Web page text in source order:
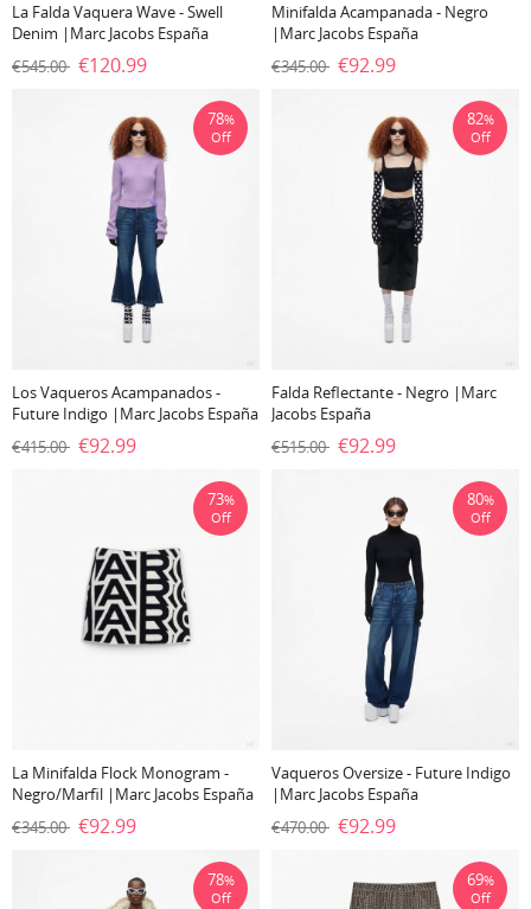
La Falda Vaquera Wave - Swell
Denim |Marc Jacobs España
€545.00 €120.99
Minifalda Acampanada - Negro
|Marc Jacobs España
€345.00 €92.99
Los Vaqueros Acampanados -
Future Indigo |Marc Jacobs España
€415.00 €92.99
78%
Off
Falda Reflectante - Negro |Marc
Jacobs España
€515.00 €92.99
82%
Off
La Minifalda Flock Monogram -
Negro/Marfil |Marc Jacobs España
€345.00 €92.99
73%
Off
Vaqueros Oversize - Future Indigo
|Marc Jacobs España
€470.00 €92.99
80%
Off
78%
Off
69%
Off